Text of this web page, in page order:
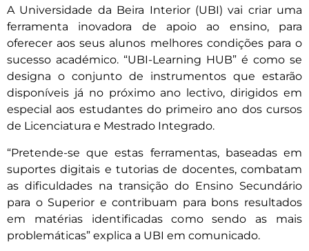
A Universidade da Beira Interior (UBI) vai criar uma
ferramenta inovadora de apoio ao ensino, para
oferecer aos seus alunos melhores condições para o
sucesso académico. “UBI-Learning HUB” é como se
designa o conjunto de instrumentos que estarão
disponíveis já no próximo ano lectivo, dirigidos em
especial aos estudantes do primeiro ano dos cursos
de Licenciatura e Mestrado Integrado.
“Pretende-se que estas ferramentas, baseadas em
suportes digitais e tutorias de docentes, combatam
as dificuldades na transição do Ensino Secundário
para o Superior e contribuam para bons resultados
em matérias identificadas como sendo as mais
problemáticas” explica a UBI em comunicado.